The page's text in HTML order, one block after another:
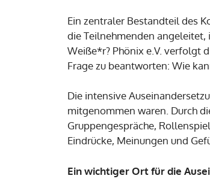
Ein zentraler Bestandteil des
die Teilnehmenden angeleitet,
Weiße*r? Phönix e.V. verfolgt
Frage zu beantworten: Wie
Die intensive
mitgenommen waren. Durch
Gruppengespräche,
Eindrücke, Meinungen und
Ein wichtiger Ort für die